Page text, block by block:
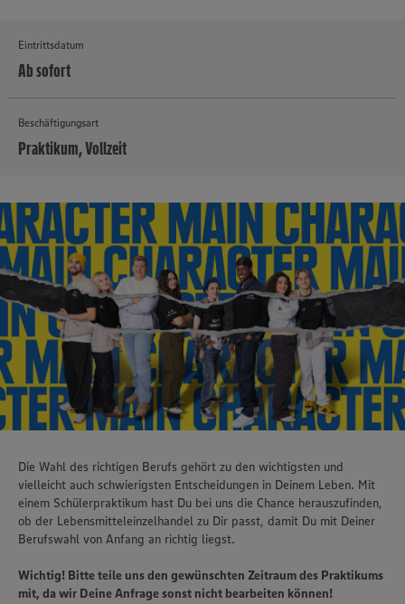
Eintrittsdatum
Ab sofort
Beschäftigungsart
Praktikum, Vollzeit
Die Wahl des richtigen Berufs gehört zu den wichtigsten und
vielleicht auch schwierigsten Entscheidungen in Deinem Leben. Mit
einem Schülerpraktikum hast Du bei uns die Chance herauszufinden,
ob der Lebensmitteleinzelhandel zu Dir passt, damit Du mit Deiner
Berufswahl von Anfang an richtig liegst.
Wichtig! Bitte teile uns den gewünschten Zeitraum des Praktikums
mit, da wir Deine Anfrage sonst nicht bearbeiten können!